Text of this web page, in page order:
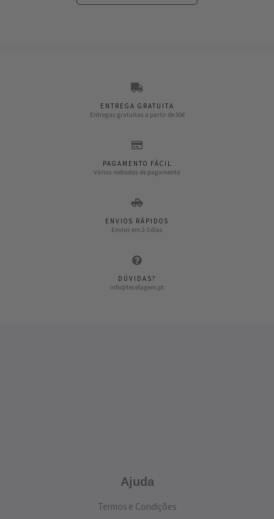
ENTREGA GRATUITA
Entregas gratuitas a partir de 50€
PAGAMENTO FÁCIL
Vários métodos de pagamento
ENVIOS RÁPIDOS
Envios em 2-3 dias
DÚVIDAS?
info@tecelagem.pt
Ajuda
Termos e Condições